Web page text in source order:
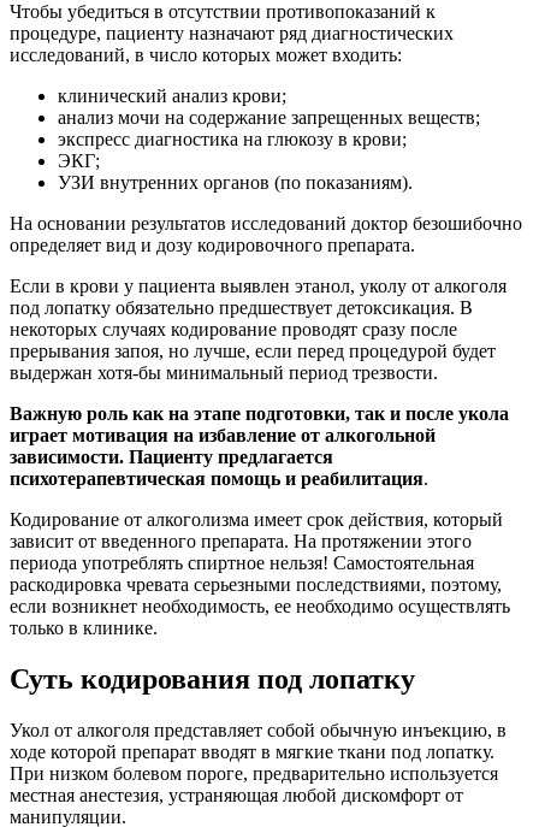
Чтобы убедиться в отсутствии противопоказаний к
процедуре, пациенту назначают ряд диагностических
исследований, в число которых может входить:
клинический анализ крови;
анализ мочи на содержание запрещенных веществ;
экспресс диагностика на глюкозу в крови;
ЭКГ;
УЗИ внутренних органов (по показаниям).
На основании результатов исследований доктор безошибочно
определяет вид и дозу кодировочного препарата.
Если в крови у пациента выявлен этанол, уколу от алкоголя
под лопатку обязательно предшествует детоксикация. В
некоторых случаях кодирование проводят сразу после
прерывания запоя, но лучше, если перед процедурой будет
выдержан хотя-бы минимальный период трезвости.
Важную роль как на этапе подготовки, так и после укола
играет мотивация на избавление от алкогольной
зависимости. Пациенту предлагается
психотерапевтическая помощь и реабилитация.
Кодирование от алкоголизма имеет срок действия, который
зависит от введенного препарата. На протяжении этого
периода употреблять спиртное нельзя! Самостоятельная
раскодировка чревата серьезными последствиями, поэтому,
если возникнет необходимость, ее необходимо осуществлять
только в клинике.
Суть кодирования под лопатку
Укол от алкоголя представляет собой обычную инъекцию, в
ходе которой препарат вводят в мягкие ткани под лопатку.
При низком болевом пороге, предварительно используется
местная анестезия, устраняющая любой дискомфорт от
манипуляции.